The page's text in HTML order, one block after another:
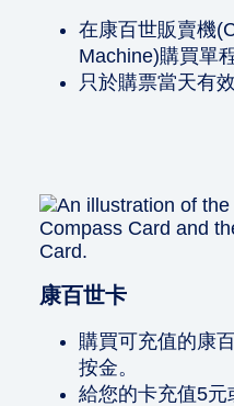
在康百世販賣機
Machine)購買單
只於購票當天有效
康百世卡
購買可充值的康
按金。
給您的卡充值5元